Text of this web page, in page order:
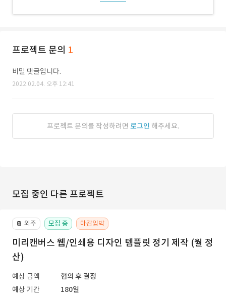
프로젝트 문의 1
비밀 댓글입니다.
2022.02.04. 오후 12:41
프로젝트 문의를 작성하려면 로그인 해주세요.
모집 중인 다른 프로젝트
📔 외주 모집 중 마감임박
미리캔버스 웹/인쇄용 디자인 템플릿 정기 제작 (월 정
산)
예상 금액
협의 후 결정
예상 기간
180일